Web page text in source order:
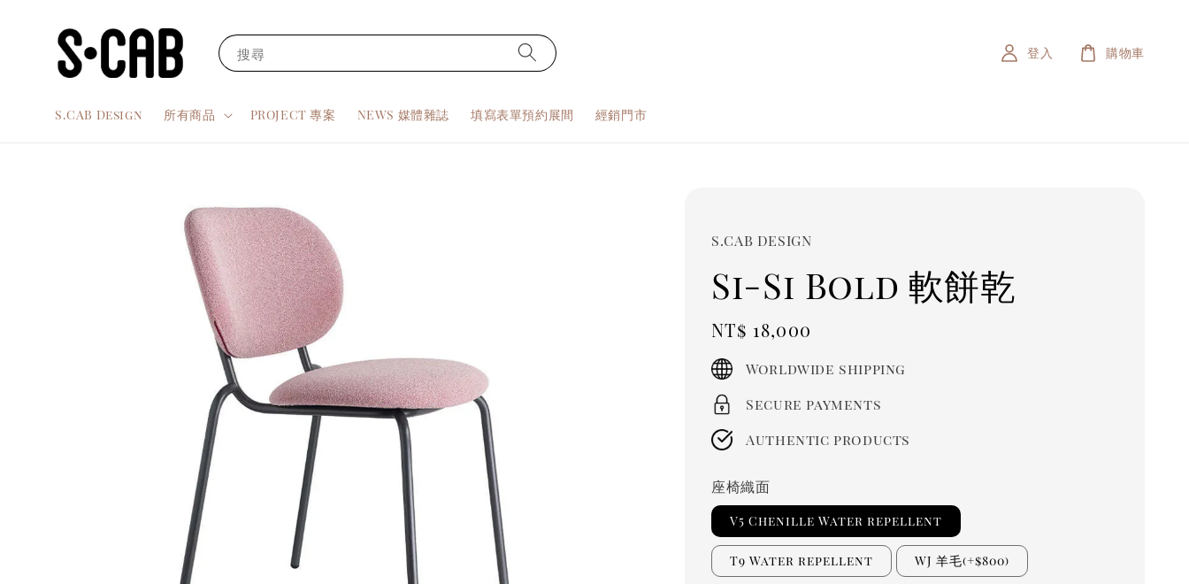
搜尋
S.CAB Design 所有商品 PROJECT 專案 NEWS 媒體雜誌 填寫表單預約展間 經銷門市
登入 購物車
S.CAB DESIGN
Si-Si Bold 軟餅乾
Regular
price
NT$ 18,000
Worldwide shipping
Secure payments
Authentic products
座椅織面
V5 Chenille Water repellent
T9 Water repellent WJ 羊毛(+$800)